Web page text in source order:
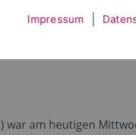
war am heutigen
Impressum